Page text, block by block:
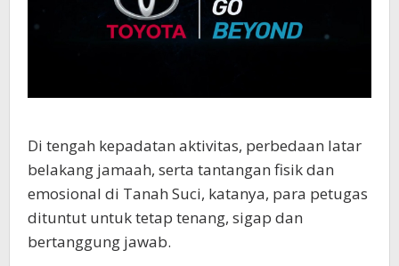
Di tengah kepadatan aktivitas, perbedaan latar
belakang jamaah, serta tantangan fisik dan
emosional di Tanah Suci, katanya, para petugas
dituntut untuk tetap tenang, sigap dan
bertanggung jawab.